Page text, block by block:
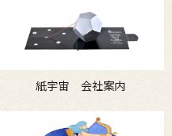
紙宇宙 会社案内